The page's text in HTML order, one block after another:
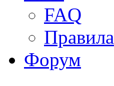
FAQ
Правила
Форум